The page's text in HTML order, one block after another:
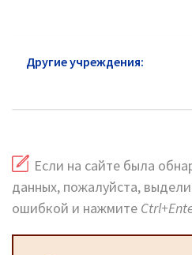
Другие учреждения:
Если на сайте была
данных, пожалуйста,
ошибкой и нажмите